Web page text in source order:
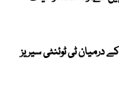
کے درمیان ٹی ٹوئنٹی سیریز